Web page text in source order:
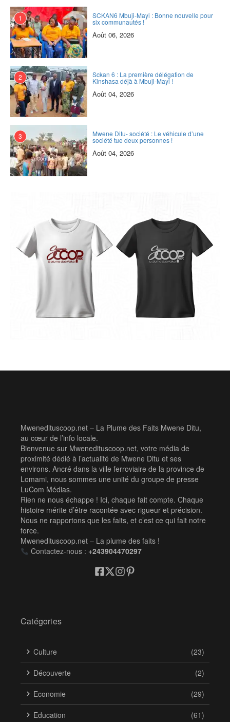
1 SCKAN6 Mbuji-Mayi : Bonne nouvelle pour
six communautés !
Août 06, 2026
2 Sckan 6 : ‎La première délégation de
Kinshasa déjà à Mbuji-Mayi !
Août 04, 2026
3 Mwene Ditu- société : Le véhicule d’une
société tue deux personnes !
Août 04, 2026
Mwenedituscoop.net – La Plume des Faits Mwene Ditu,
au cœur de l’info locale.
Bienvenue sur Mwenedituscoop.net, votre média de
proximité dédié à l’actualité de Mwene Ditu et ses
environs. Ancré dans la ville ferroviaire de la province de
Lomami, nous sommes une unité du groupe de presse
LuCom Médias.
Rien ne nous échappe ! Ici, chaque fait compte. Chaque
histoire mérite d’être racontée avec rigueur et précision.
Nous ne rapportons que les faits, et c’est ce qui fait notre
force.
Mwenedituscoop.net – La plume des faits !
Contactez-nous : +243904470297
Catégories
Culture (23)
Découverte (2)
Economie (29)
Education (61)